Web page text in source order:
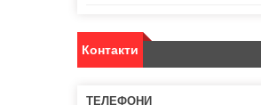
Контакти